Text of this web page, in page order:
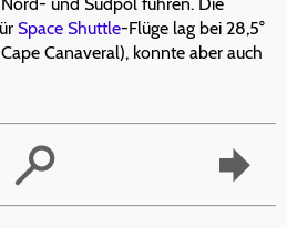
und Südpol führen. Die
Space Shuttle-Flüge lag bei 28,5°
Canaveral), konnte aber auch